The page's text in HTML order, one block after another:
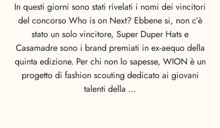
In questi giorni sono stati rivelati i nomi dei vincitori
del concorso Who is on Next? Ebbene si, non c’è
stato un solo vincitore, Super Duper Hats e
Casamadre sono i brand premiati in ex-aequo della
quinta edizione. Per chi non lo sapesse, WION è un
progetto di fashion scouting dedicato ai giovani
talenti della …